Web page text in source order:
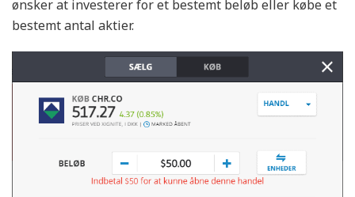
ønsker at investerer for et bestemt beløb eller købe et
bestemt antal aktier.